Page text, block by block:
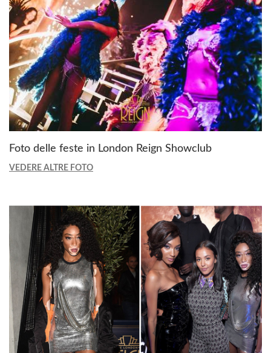
Foto delle feste in London Reign Showclub
VEDERE ALTRE FOTO